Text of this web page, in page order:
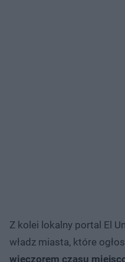
Z kolei lokalny portal El
władz miasta, które
wieczorem czasu